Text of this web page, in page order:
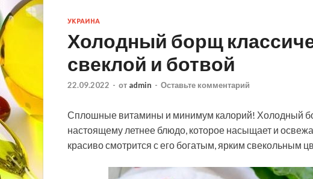
УКРАИНА
Холодный борщ
свеклой и ботвой
22.09.2022 - от admin - Оставьте комментарий
Сплошные витамины и минимум калорий! Холодный
настоящему летнее блюдо, которое насыщает и
красиво смотрится с его богатым, ярким свекольным